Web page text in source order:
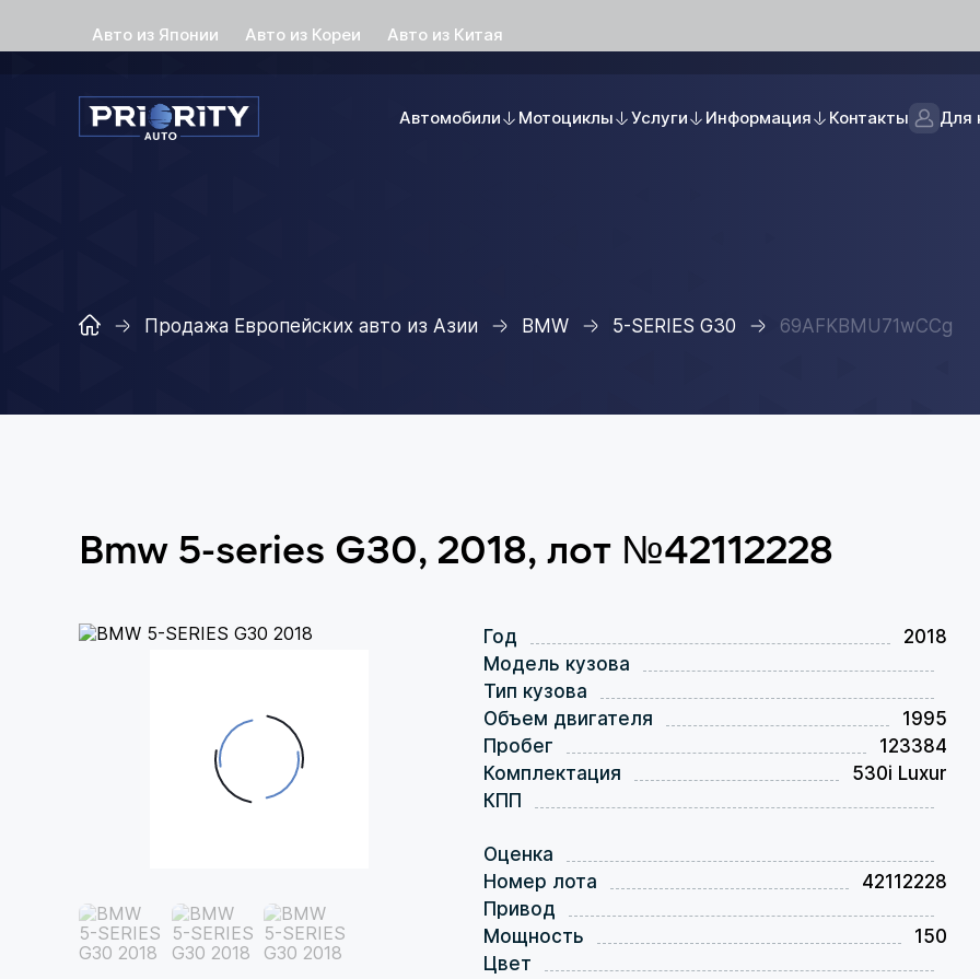
Авто из Японии Авто из Кореи Авто из Китая
Автомобили Мотоциклы Услуги Информация Контакты Для
Продажа Европейских авто из Азии BMW 5-SERIES G30 69AFKBMU71wCCg
Bmw 5-series G30, 2018, лот №42112228
Год
2018
Модель кузова
Тип кузова
Объем двигателя
1995
Пробег
123384
Комплектация
530i Luxur
КПП
Оценка
Номер лота
42112228
Привод
Мощность
150
Цвет